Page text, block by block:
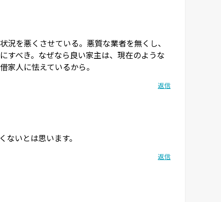
を悪くさせている。悪質な業者を無くし、
すべき。なぜなら良い家主は、現在のような
人に怯えているから。
返信
いとは思います。
返信